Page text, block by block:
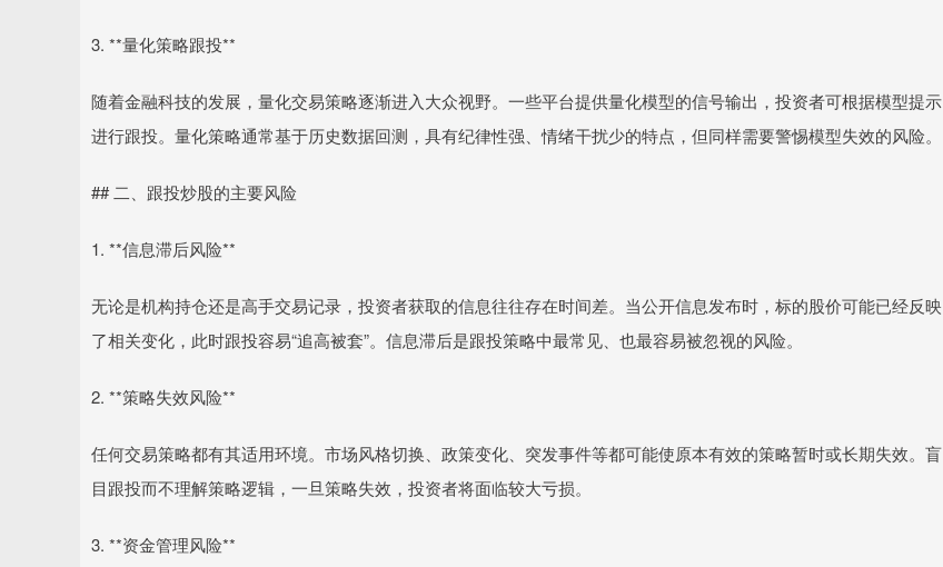
3. **量化策略跟投**
随着金融科技的发展，量化交易策略逐渐进入大众视野。一些平台提供量化模型的信号输出，投资者可根据模型提示
进行跟投。量化策略通常基于历史数据回测，具有纪律性强、情绪干扰少的特点，但同样需要警惕模型失效的风险。
## 二、跟投炒股的主要风险
1. **信息滞后风险**
无论是机构持仓还是高手交易记录，投资者获取的信息往往存在时间差。当公开信息发布时，标的股价可能已经反映
了相关变化，此时跟投容易“追高被套”。信息滞后是跟投策略中最常见、也最容易被忽视的风险。
2. **策略失效风险**
任何交易策略都有其适用环境。市场风格切换、政策变化、突发事件等都可能使原本有效的策略暂时或长期失效。盲
目跟投而不理解策略逻辑，一旦策略失效，投资者将面临较大亏损。
3. **资金管理风险**